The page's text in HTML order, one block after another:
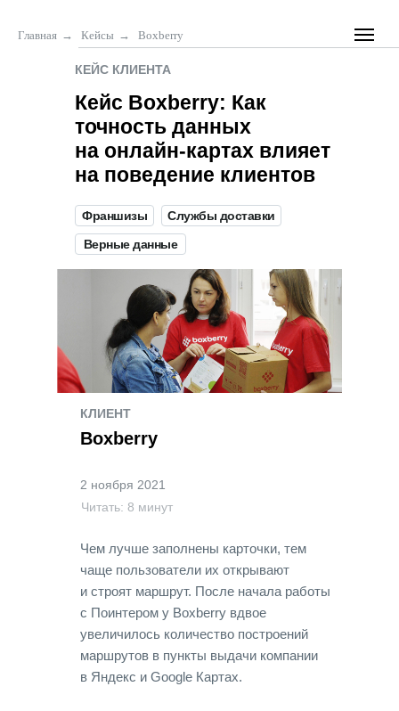
Главная → Кейсы → Boxberry
Кейс Boxberry: Как
точность данных
на онлайн-картах влияет
на поведение клиентов
КЕЙС КЛИЕНТА
2 ноября 2021
Читать: 8 минут
Чем лучше заполнены карточки, тем
чаще пользователи их открывают
и строят маршрут. После начала работы
с Поинтером у Boxberry вдвое
увеличилось количество построений
маршрутов в пункты выдачи компании
в Яндекс и Google Картах.
Boxberry
КЛИЕНТ
Франшизы
Службы доставки
Верные данные